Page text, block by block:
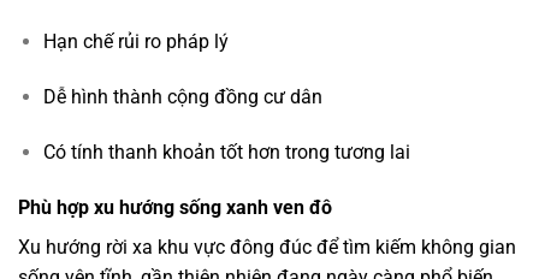
Hạn chế rủi ro pháp lý
Dễ hình thành cộng đồng cư dân
Có tính thanh khoản tốt hơn trong tương lai
Phù hợp xu hướng sống xanh ven đô
Xu hướng rời xa khu vực đông đúc để tìm kiếm không gian